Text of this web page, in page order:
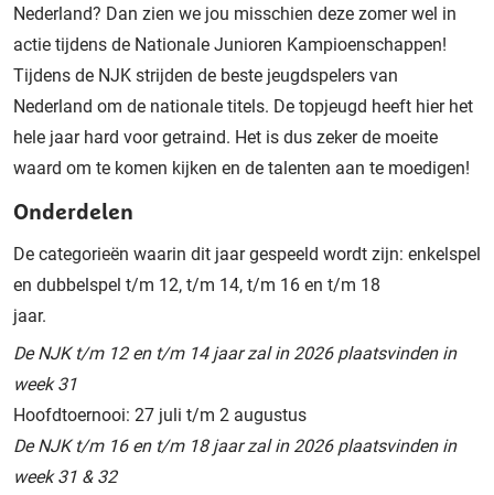
Nederland? Dan zien we jou misschien deze zomer wel in
actie tijdens de Nationale Junioren Kampioenschappen!
Tijdens de NJK strijden de beste jeugdspelers van
Nederland om de nationale titels. De topjeugd heeft hier het
hele jaar hard voor getraind. Het is dus zeker de moeite
waard om te komen kijken en de talenten aan te moedigen!
Onderdelen
De categorieën waarin dit jaar gespeeld wordt zijn: enkelspel
en dubbelspel t/m 12, t/m 14, t/m 16 en t/m 18
De NJK t/m 12 en t/m 14 jaar zal in 2026 plaatsvinden in
week 31
Hoofdtoernooi: 27 juli t/m 2 augustus
De NJK t/m 16 en t/m 18 jaar zal in 2026 plaatsvinden in
week 31 & 32